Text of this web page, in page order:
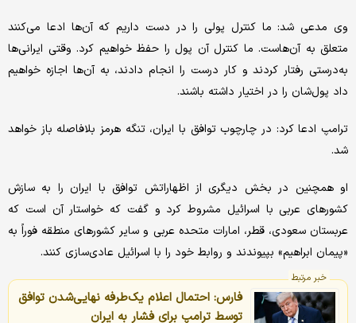
وی مدعی شد: ما کنترل پولی را در دست داریم که آن‌ها ادعا می‌کنند
متعلق به آن‌هاست. ما کنترل آن پول را حفظ خواهیم کرد. وقتی ایرانی‌ها
به‌درستی رفتار کردند و کار درست را انجام دادند، به آن‌ها اجازه خواهیم
داد پول‌شان را در اختیار داشته باشند.
ترامپ ادعا کرد: در چارچوب توافق با ایران، تنگه هرمز بلافاصله باز خواهد
شد.
او همچنین در بخش دیگری از اظهاراتش توافق با ایران را به سازش
کشورهای عربی با اسرائیل مشروط کرد و گفت که خواستار آن است که
عربستان سعودی، قطر، امارات متحده عربی و سایر کشورهای منطقه فوراً به
«پیمان ابراهیم» بپیوندند و روابط خود را با اسرائیل عادی‌سازی کنند.
خبر مرتبط
فارس: احتمال اعلام یک‌طرفه نهایی‌شدن توافق
توسط ترامپ برای فشار به ایران